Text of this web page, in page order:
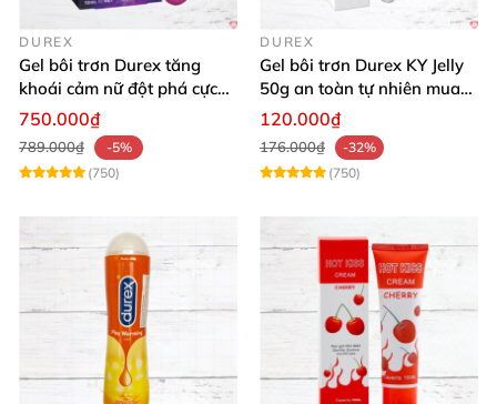
DUREX
Gel bôi trơn Durex tăng
khoái cảm nữ đột phá cực
thích
750.000₫
789.000₫
-5%
(750)
DUREX
Gel bôi trơn Durex KY Jelly
50g an toàn tự nhiên mua
ngay
120.000₫
176.000₫
-32%
(750)